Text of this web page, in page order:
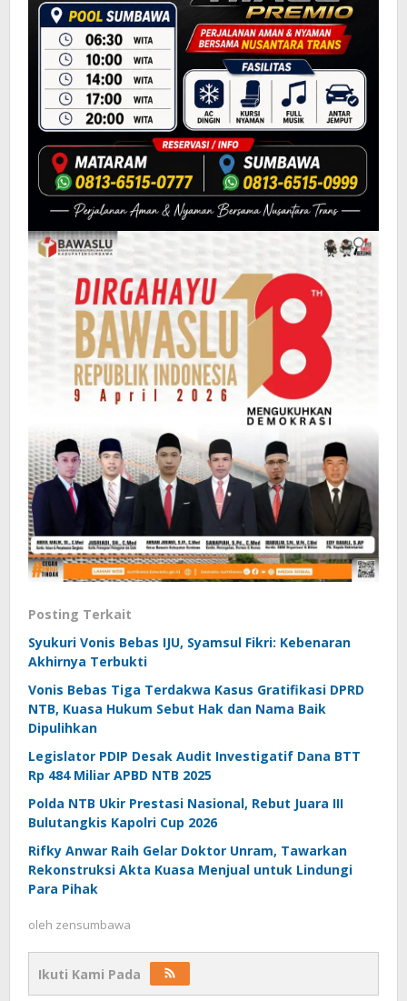
Posting Terkait
Syukuri Vonis Bebas IJU, Syamsul Fikri: Kebenaran
Akhirnya Terbukti
Vonis Bebas Tiga Terdakwa Kasus Gratifikasi DPRD
NTB, Kuasa Hukum Sebut Hak dan Nama Baik
Dipulihkan
Legislator PDIP Desak Audit Investigatif Dana BTT
Rp 484 Miliar APBD NTB 2025
Polda NTB Ukir Prestasi Nasional, Rebut Juara III
Bulutangkis Kapolri Cup 2026
Rifky Anwar Raih Gelar Doktor Unram, Tawarkan
Rekonstruksi Akta Kuasa Menjual untuk Lindungi
Para Pihak
oleh zensumbawa
Ikuti Kami Pada